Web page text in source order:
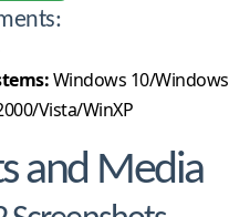
Windows 10/Windows
Vista/WinXP
and Media